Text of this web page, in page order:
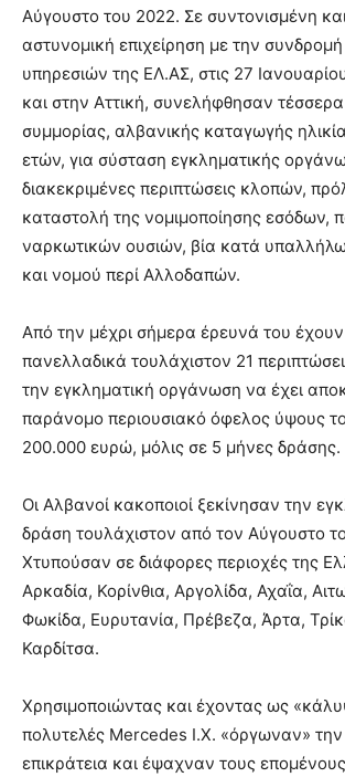
Αύγουστο του 2022. Σε συντονισμένη
αστυνομική επιχείρηση με την
υπηρεσιών της ΕΛ.ΑΣ, στις 27
και στην Αττική, συνελήφθησαν
συμμορίας, αλβανικής καταγωγής
ετών, για σύσταση εγκληματικής
διακεκριμένες περιπτώσεις κλοπών,
καταστολή της νομιμοποίησης εσόδων,
ναρκωτικών ουσιών, βία κατά
και νομού περί Αλλοδαπών.
Από την μέχρι σήμερα έρευνά του
πανελλαδικά τουλάχιστον 21
την εγκληματική οργάνωση να έχει
παράνομο περιουσιακό όφελος ύψους
200.000 ευρώ, μόλις σε 5 μήνες δράσης.
Οι Αλβανοί κακοποιοί ξεκίνησαν την
δράση τουλάχιστον από τον Αύγουστο
Χτυπούσαν σε διάφορες περιοχές της
Αρκαδία, Κορίνθια, Αργολίδα, Αχαΐα,
Φωκίδα, Ευρυτανία, Πρέβεζα, Άρτα,
Καρδίτσα.
Χρησιμοποιώντας και έχοντας ως
πολυτελές Mercedes Ι.Χ. «όργωναν» την
επικράτεια και έψαχναν τους